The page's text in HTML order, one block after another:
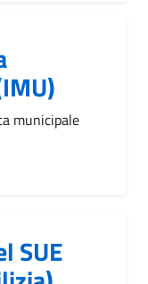
municipale
SUE